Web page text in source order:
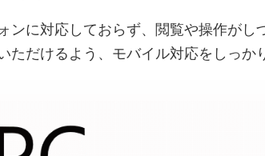
ンに対応しておらず、閲覧や操作が
だけるよう、モバイル対応をしっか